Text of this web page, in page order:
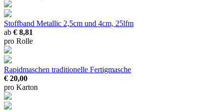
Stoffband Metallic 2,5cm und 4cm, 25lfm
ab € 8,81
pro Rolle
Rapidmaschen traditionelle Fertigmasche
€ 20,00
pro Karton